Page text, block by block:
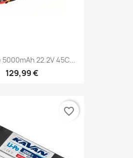
22.2V 45C...
129,99 €
favorite_border